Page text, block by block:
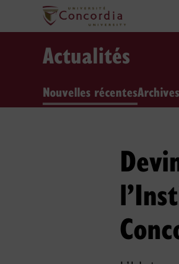
Actualités
Nouvelles récentesArchives